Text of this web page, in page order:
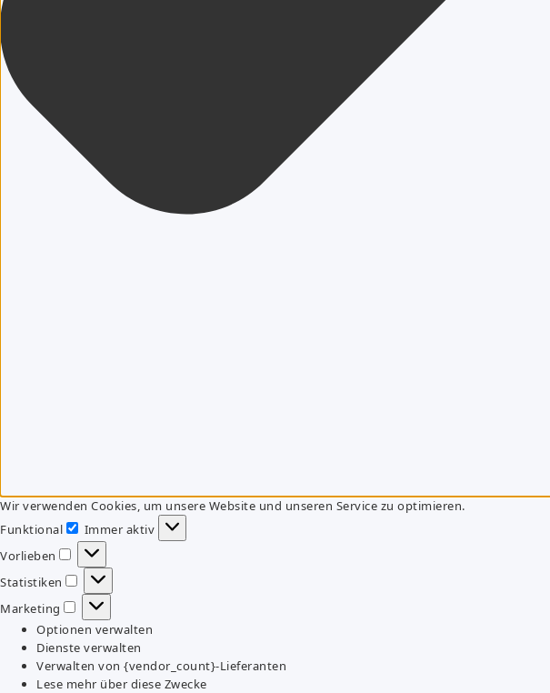
Wir verwenden Cookies, um unsere Website und unseren Service zu optimieren.
Funktional
Funktional
Immer aktiv
Vorlieben
Vorlieben
Statistiken
Statistiken
Marketing
Marketing
Optionen verwalten
Dienste verwalten
Verwalten von {vendor_count}-Lieferanten
Lese mehr über diese Zwecke